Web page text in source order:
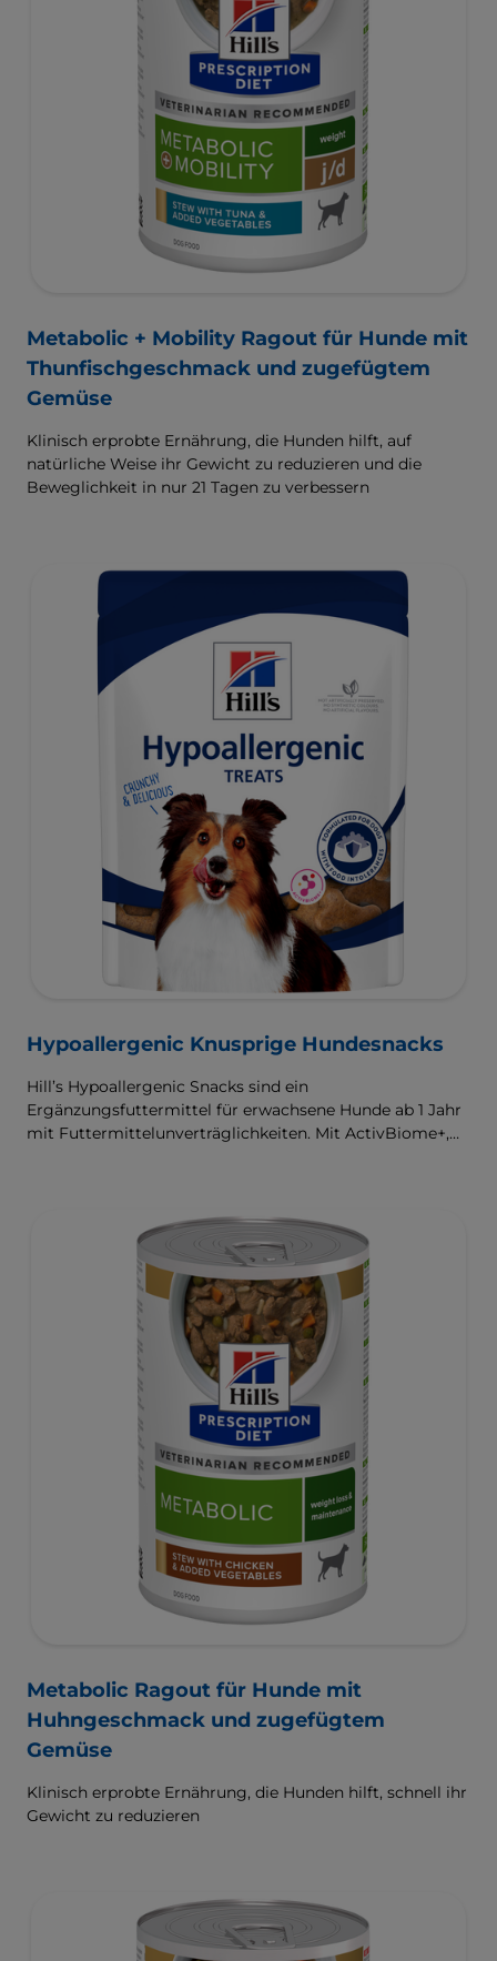
Metabolic + Mobility Ragout für Hunde mit
Thunfischgeschmack und zugefügtem
Gemüse
Klinisch erprobte Ernährung, die Hunden hilft, auf
natürliche Weise ihr Gewicht zu reduzieren und die
Beweglichkeit in nur 21 Tagen zu verbessern
Hypoallergenic Knusprige Hundesnacks
Hill’s Hypoallergenic Snacks sind ein
Ergänzungsfuttermittel für erwachsene Hunde ab 1 Jahr
mit Futtermittelunverträglichkeiten. Mit ActivBiome+,
Hautgesundheit.
Metabolic Ragout für Hunde mit
Huhngeschmack und zugefügtem
Gemüse
Klinisch erprobte Ernährung, die Hunden hilft, schnell ihr
Gewicht zu reduzieren